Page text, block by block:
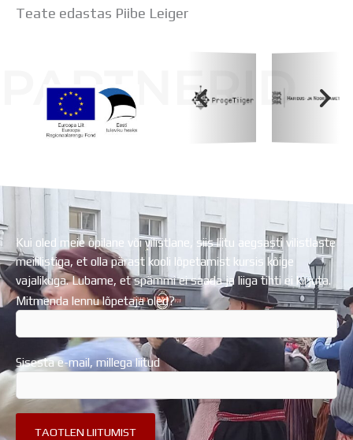
Tööpakkumised
Teate edastas Piibe Leiger
PARTNERID
Kui oled meie õpilane või vilistlane, siis liitu aegsasti vilistlaste
meililistiga, et olla pärast kooli lõpetamist kursis kõige
vajalikuga. Lubame, et spämmi ei saada ja liiga tihti ei kirjuta.
Mitmenda lennu lõpetaja oled?
Sisesta e-mail, millega liitud